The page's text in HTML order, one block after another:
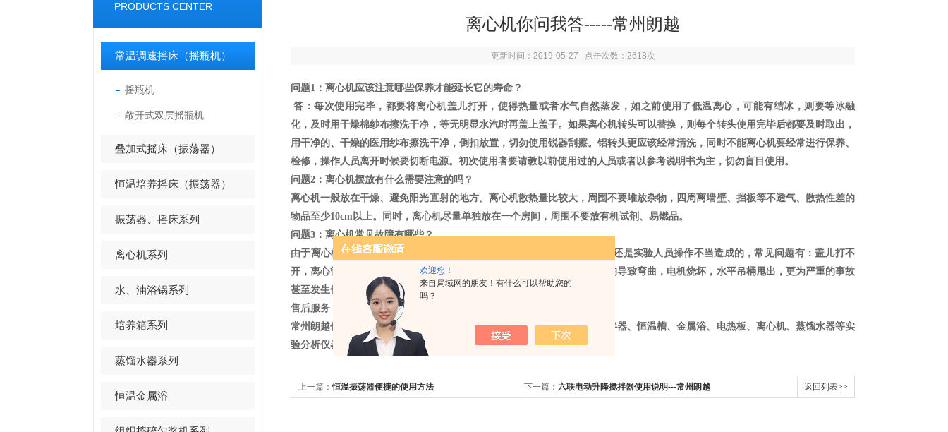
欢迎您！
来自局域网的朋友！有什么可以帮助您的
吗？
PRODUCTS CENTER
常温调速摇床（摇瓶机）
摇瓶机
敞开式双层摇瓶机
叠加式摇床（振荡器）
恒温培养摇床（振荡器）
振荡器、摇床系列
离心机系列
水、油浴锅系列
培养箱系列
蒸馏水器系列
恒温金属浴
离心机你问我答-----常州朗越
更新时间：2019-05-27 点击次数：2618次
问题1：离心机应该注意哪些保养才能延长它的寿命？
答：每次使用完毕，都要将离心机盖儿打开，使得热量或者水气自然蒸发，如之前使用了低温离心，可能有结冰，则要等冰融
化，及时用干燥棉纱布擦洗干净，等无明显水汽时再盖上盖子。如果离心机转头可以替换，则每个转头使用完毕后都要及时取出，
用干净的、干燥的医用纱布擦洗干净，倒扣放置，切勿使用锐器刮擦。铝转头更应该经常清洗，同时不能离心机要经常进行保养、
检修，操作人员离开时候要切断电源。初次使用者要请教以前使用过的人员或者以参考说明书为主，切勿盲目使用。
问题2：离心机摆放有什么需要注意的吗？
离心机一般放在干燥、避免阳光直射的地方。离心机散热量比较大，周围不要堆放杂物，四周离墙壁、挡板等不透气、散热性差的
物品至少10cm以上。同时，离心机尽量单独放在一个房间，周围不要放有机试剂、易燃品。
问题3：离心机常见故障有哪些？
由于离心机使用频率较高，所以机器出现损坏和事故频率较高，主要原因还是实验人员操作不当造成的，常见问题有：盖儿打不
开，离心管取不出，离心机按键后不工作，比较严重的问题有转轴受力不均导致弯曲，电机烧坏，水平吊桶甩出，更为严重的事故
甚至发生伤人等等。
售后服务：质保一年，终身维修！
常州朗越仪器制造有限公司主营：培养箱、试验箱、水浴锅、振荡器、搅拌器、恒温槽、金属浴、电热板、离心机、蒸馏水器等实
验分析仪器，可根据客户的要求定制产品，欢迎咨询！
上一篇：恒温振荡器便捷的使用方法 下一篇： 六联电动升降搅拌器使用说明---常州朗越 返回列表>>